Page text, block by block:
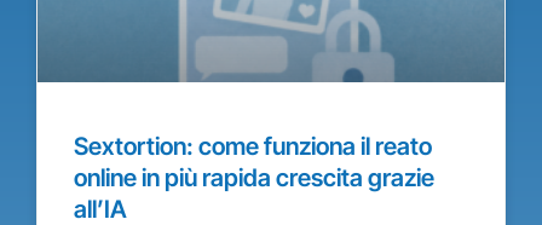
Sextortion: come funziona il reato
online in più rapida crescita grazie
all’IA